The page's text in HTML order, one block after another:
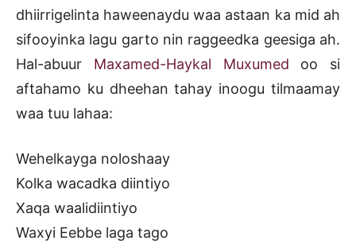
dhiirrigelinta haweenaydu waa astaan ka mid ah
sifooyinka lagu garto nin raggeedka geesiga ah.
Hal-abuur Maxamed-Haykal Muxumed oo si
aftahamo ku dheehan tahay inoogu tilmaamay
waa tuu lahaa:
Wehelkayga noloshaay
Kolka wacadka diintiyo
Xaqa waalidiintiyo
Waxyi Eebbe laga tago